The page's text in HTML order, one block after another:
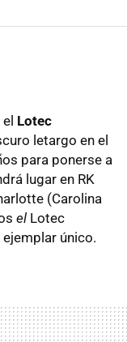
Lotec
letargo en el
para ponerse a
lugar en RK
(Carolina
el Lotec
único.